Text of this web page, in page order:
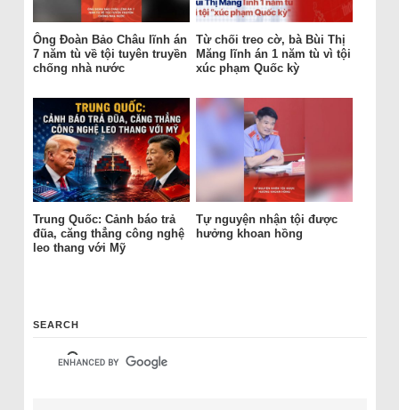
Ông Đoàn Bảo Châu lĩnh án
7 năm tù về tội tuyên truyền
chống nhà nước
Từ chối treo cờ, bà Bùi Thị
Măng lĩnh án 1 năm tù vì tội
xúc phạm Quốc kỳ
Trung Quốc: Cảnh báo trả
đũa, căng thẳng công nghệ
leo thang với Mỹ
Tự nguyện nhận tội được
hưởng khoan hồng
SEARCH